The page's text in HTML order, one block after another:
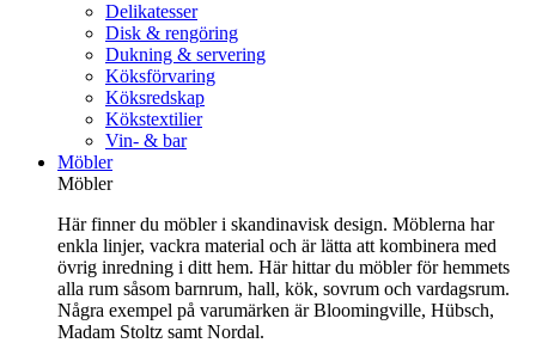
Delikatesser
Disk & rengöring
Dukning & servering
Köksförvaring
Köksredskap
Kökstextilier
Vin- & bar
Möbler
Möbler
Här finner du möbler i skandinavisk design. Möblerna har
enkla linjer, vackra material och är lätta att kombinera med
övrig inredning i ditt hem. Här hittar du möbler för hemmets
alla rum såsom barnrum, hall, kök, sovrum och vardagsrum.
Några exempel på varumärken är Bloomingville, Hübsch,
Madam Stoltz samt Nordal.